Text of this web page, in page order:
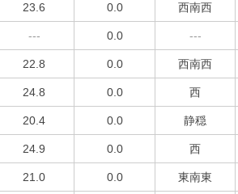
23.6 0.0 西南西
--- 0.0 ---
22.8 0.0 西南西
24.8 0.0 西
20.4 0.0 静穏
24.9 0.0 西
21.0 0.0 東南東